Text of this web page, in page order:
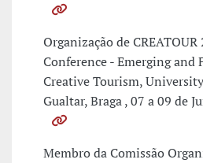
Organização de
Conference - Emerging and
Creative Tourism,
Gualtar, Braga , 07 a 09 de
Membro da Comissão